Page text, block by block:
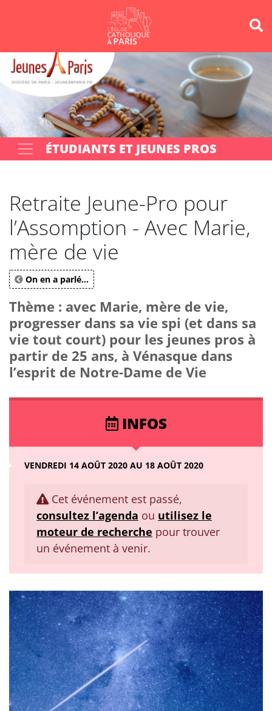
Votre recherche OK
ÉTUDIANTS ET JEUNES PROS
Retraite Jeune-Pro pour
l’Assomption - Avec Marie,
mère de vie
On en a parlé...
Thème : avec Marie, mère de vie,
progresser dans sa vie spi (et dans sa
vie tout court) pour les jeunes pros à
partir de 25 ans, à Vénasque dans
l’esprit de Notre-Dame de Vie
INFOS
VENDREDI 14 AOÛT 2020 AU 18 AOÛT 2020
Cet événement est passé,
consultez l’agenda ou utilisez le
moteur de recherche pour trouver
un événement à venir.
Panneau de gestion des cookies